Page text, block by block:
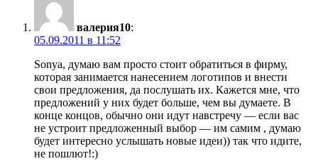
валерия10:
05.09.2011 в 11:52
Sonya, думаю вам просто стоит обратиться в фирму,
которая занимается нанесением логотипов и внести
свои предложения, да послушать их. Кажется мне, что
предложений у них будет больше, чем вы думаете. В
конце концов, обычно они идут навстречу — если вас
не устроит предложенный выбор — им самим , думаю
будет интересно услышать новые идеи)) так что идите,
не пошлют!:)